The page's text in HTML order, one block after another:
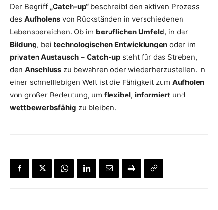
Der Begriff „Catch-up“ beschreibt den aktiven Prozess
des Aufholens von Rückständen in verschiedenen
Lebensbereichen. Ob im beruflichen Umfeld, in der
Bildung, bei technologischen Entwicklungen oder im
privaten Austausch – Catch-up steht für das Streben,
den Anschluss zu bewahren oder wiederherzustellen. In
einer schnelllebigen Welt ist die Fähigkeit zum Aufholen
von großer Bedeutung, um flexibel, informiert und
wettbewerbsfähig zu bleiben.